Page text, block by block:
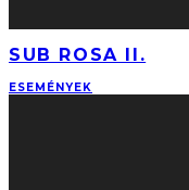
SUB ROSA II.
ESEMÉNYEK